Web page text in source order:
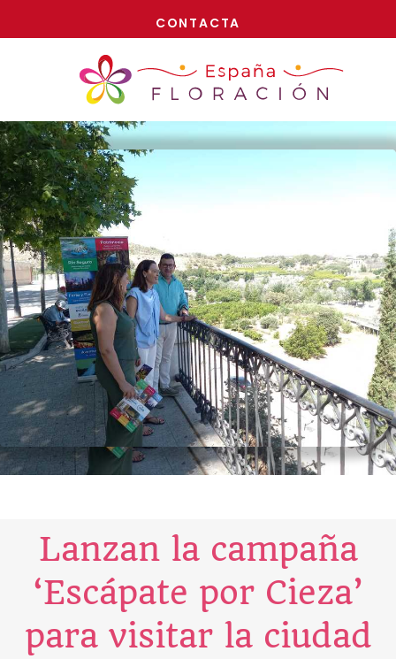
CONTACTA
Lanzan la campaña
‘Escápate por Cieza’
para visitar la ciudad